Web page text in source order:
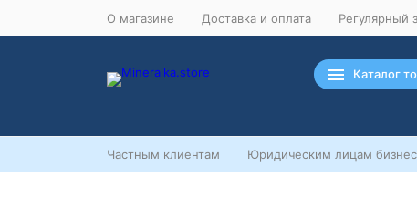
О магазине Доставка и оплата Регулярный
Каталог
Частным клиентам Юридическим лицам